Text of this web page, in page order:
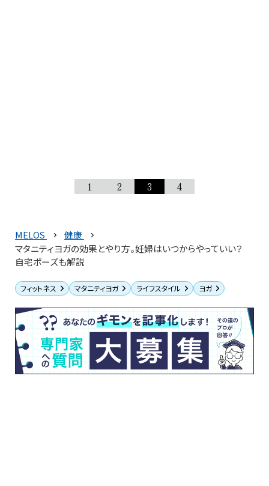
1 2 3 4
MELOS
健康
マタニティヨガの効果とやり方。妊婦はいつからやっていい？
自宅ポーズも解説
フィットネス マタニティヨガ ライフスタイル ヨガ